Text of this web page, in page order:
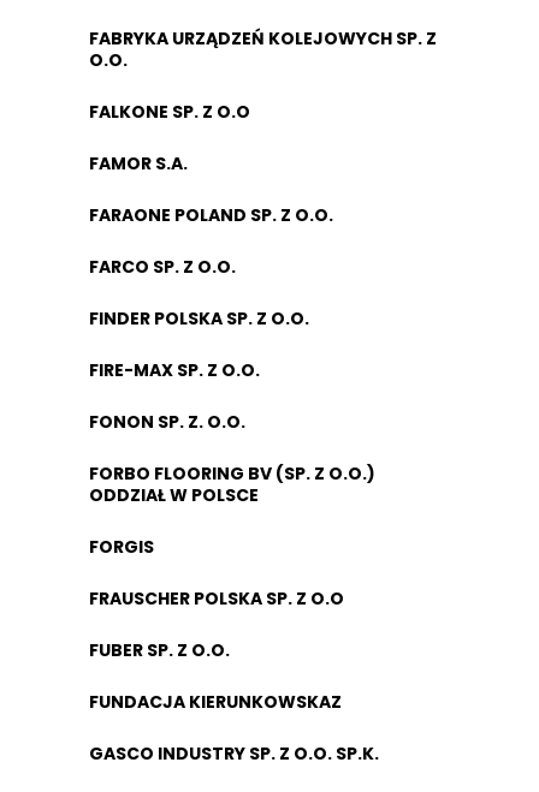
FABRYKA URZĄDZEŃ KOLEJOWYCH SP. Z
O.O.
FALKONE SP. Z O.O
FAMOR S.A.
FARAONE POLAND SP. Z O.O.
FARCO SP. Z O.O.
FINDER POLSKA SP. Z O.O.
FIRE-MAX SP. Z O.O.
FONON SP. Z. O.O.
FORBO FLOORING BV (SP. Z O.O.)
ODDZIAŁ W POLSCE
FORGIS
FRAUSCHER POLSKA SP. Z O.O
FUBER SP. Z O.O.
FUNDACJA KIERUNKOWSKAZ
GASCO INDUSTRY SP. Z O.O. SP.K.